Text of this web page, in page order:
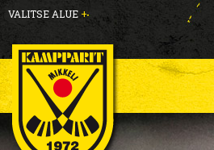
VALITSE ALUE +